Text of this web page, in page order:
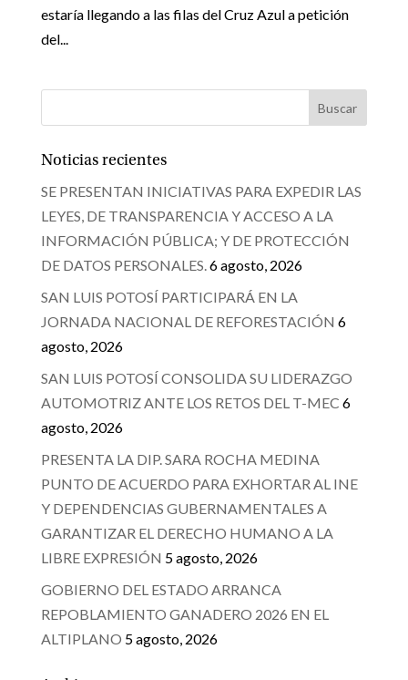
estaría llegando a las filas del Cruz Azul a petición
del...
Noticias recientes
SE PRESENTAN INICIATIVAS PARA EXPEDIR LAS
LEYES, DE TRANSPARENCIA Y ACCESO A LA
INFORMACIÓN PÚBLICA; Y DE PROTECCIÓN
DE DATOS PERSONALES.6 agosto, 2026
SAN LUIS POTOSÍ PARTICIPARÁ EN LA
JORNADA NACIONAL DE REFORESTACIÓN 6
agosto, 2026
SAN LUIS POTOSÍ CONSOLIDA SU LIDERAZGO
AUTOMOTRIZ ANTE LOS RETOS DEL T-MEC 6
agosto, 2026
PRESENTA LA DIP. SARA ROCHA MEDINA
PUNTO DE ACUERDO PARA EXHORTAR AL INE
Y DEPENDENCIAS GUBERNAMENTALES A
GARANTIZAR EL DERECHO HUMANO A LA
LIBRE EXPRESIÓN 5 agosto, 2026
GOBIERNO DEL ESTADO ARRANCA
REPOBLAMIENTO GANADERO 2026 EN EL
ALTIPLANO 5 agosto, 2026